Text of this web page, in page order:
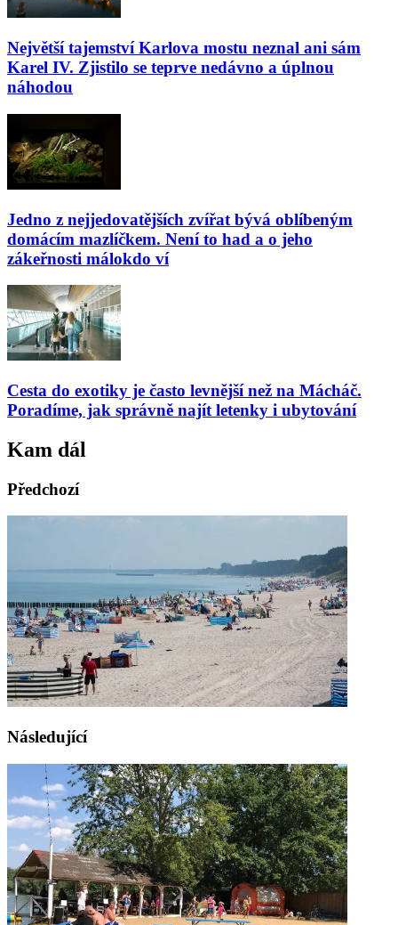
Největší tajemství Karlova mostu neznal ani sám
Karel IV. Zjistilo se teprve nedávno a úplnou
náhodou
Jedno z nejjedovatějších zvířat bývá oblíbeným
domácím mazlíčkem. Není to had a o jeho
zákeřnosti málokdo ví
Cesta do exotiky je často levnější než na Mácháč.
Poradíme, jak správně najít letenky i ubytování
Kam dál
Předchozí
Následující